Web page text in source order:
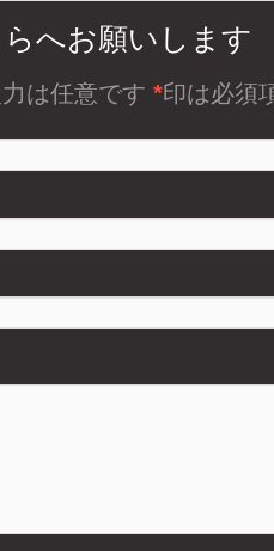
へお願いします
は任意です *印は必須